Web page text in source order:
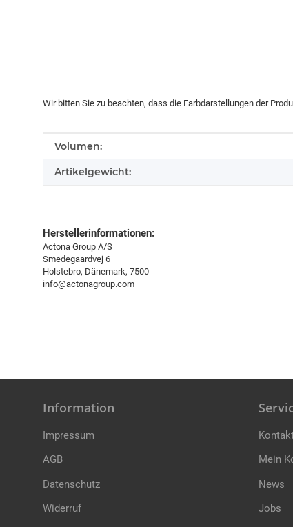
Wir bitten Sie zu beachten, dass die Farbdarstellungen der
Produkteigenschaft
Wert
Volumen:
Artikelgewicht:
Herstellerinformationen:
Actona Group A/S
Smedegaardvej 6
Holstebro, Dänemark, 7500
info@actonagroup.com
Information
Impressum
AGB
Datenschutz
Widerruf
Mein
News
Jobs